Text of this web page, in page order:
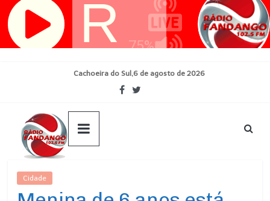
Pular
para
Cachoeira do Sul,6 de agosto de 2026
Cidade